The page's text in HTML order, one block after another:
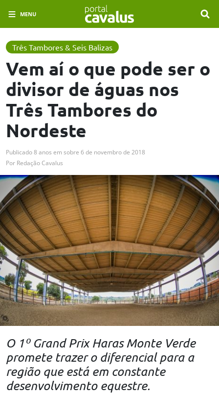
MENU
Três Tambores & Seis Balizas
Vem aí o que pode ser o
divisor de águas nos
Três Tambores do
Nordeste
Publicado8 anos em sobre 6 de novembro de 2018
Por Redação Cavalus
O 1º Grand Prix Haras Monte Verde
promete trazer o diferencial para a
região que está em constante
desenvolvimento equestre.